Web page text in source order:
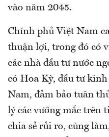
vào năm 2045.
Chính phủ Việt Nam
thuận lợi, trong đó có
các nhà đầu tư nước
có Hoa Kỳ, đầu tư
Nam, đảm bảo tuân
lý các vướng mắc trên
chia sẻ rủi ro, cùng